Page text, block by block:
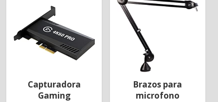
Capturadora
Gaming
Brazos para
microfono